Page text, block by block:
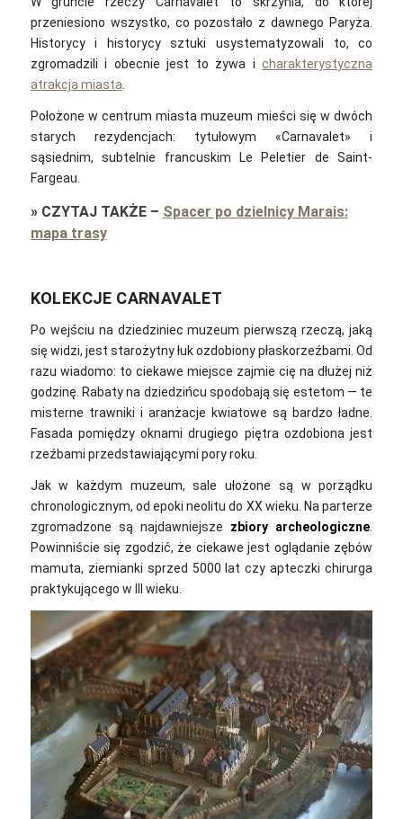
przeniesiono wszystko, co pozostało z dawnego Paryża.
Historycy i historycy sztuki usystematyzowali to, co
zgromadzili i obecnie jest to żywa icharakterystyczna
atrakcja miasta.
Położone w centrum miasta muzeum mieści się w dwóch
starych rezydencjach: tytułowym «Carnavalet» i
sąsiednim, subtelnie francuskim Le Peletier de Saint-
Fargeau.
» CZYTAJ TAKŻE– Spacer po dzielnicy Marais:
mapa trasy
KOLEKCJE CARNAVALET
Po wejściu na dziedziniec muzeum pierwszą rzeczą, jaką
się widzi, jest starożytny łuk ozdobiony płaskorzeźbami. Od
razu wiadomo: to ciekawe miejsce zajmie cię na dłużej niż
godzinę. Rabaty na dziedzińcu spodobają się estetom — te
misterne trawniki i aranżacje kwiatowe są bardzo ładne.
Fasada pomiędzy oknami drugiego piętra ozdobiona jest
rzeźbami przedstawiającymi pory roku.
Jak w każdym muzeum, sale ułożone są w porządku
chronologicznym, od epoki neolitu do XX wieku. Na parterze
zgromadzone są najdawniejsze zbiory archeologiczne
Powinniście się zgodzić, że ciekawe jest oglądanie zębów
mamuta, ziemianki sprzed 5000 lat czy apteczki chirurga
praktykującego w III wieku.